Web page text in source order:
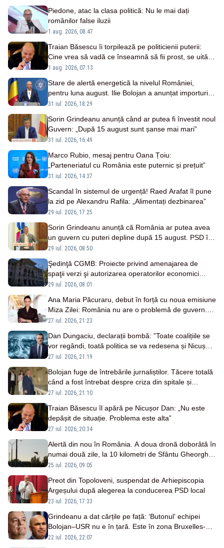
Piedone, atac la clasa politică: Nu le mai dați
românilor false iluzii
1 aug. 2026, 08:47
Traian Băsescu îi torpilează pe politicienii puterii:
Cine vrea să vadă ce înseamnă să fii prost, se uită la
România
1 aug. 2026, 07:13
Stare de alertă energetică la nivelul României,
pentru luna august. Ilie Bolojan a anunțat importuri și
posibile restricții – VIDEO
31 iul. 2026, 18:29
Sorin Grindeanu anunță când ar putea fi învestit noul
Guvern: „După 15 august sunt șanse mai mari”
31 iul. 2026, 16:49
Marco Rubio, mesaj pentru Oana Țoiu:
„Parteneriatul cu România este puternic și prețuit”
31 iul. 2026, 14:37
Scandal în sistemul de urgență! Raed Arafat îl pune
la zid pe Alexandru Rafila: „Alimentați dezbinarea”
29 iul. 2026, 17:25
Sorin Grindeanu anunță că România ar putea avea
un guvern cu puteri depline după 15 august. PSD îl
menține candidat la funcția de premier
29 iul. 2026, 08:50
Şedinţă CGMB: Proiecte privind amenajarea de
spaţii verzi şi autorizarea operatorilor economici
pentru deratizare
29 iul. 2026, 08:01
Ana Maria Păcuraru, debut în forță cu noua emisiune
Miza Zilei: România nu are o problemă de guvern.
România are o problemă de identitate
27 iul. 2026, 21:23
Dan Dungaciu, declarații bombă: ”Toate coalițiile se
vor regândi, toată politica se va redesena și Nicușor
Dan nu va fi foarte fericit”
27 iul. 2026, 21:19
Bolojan fuge de întrebările jurnaliștilor. Tăcere totală
când a fost întrebat despre criza din spitale și
carburanți
27 iul. 2026, 21:10
Traian Băsescu îl apără pe Nicușor Dan: „Nu este
depășit de situație. Problema este alta”
27 iul. 2026, 20:34
Alertă din nou în România. A doua dronă doborâtă în
numai două zile, la 10 kilometri de Sfântu Gheorghe.
Anunțul lui Nicușor Dan
25 iul. 2026, 09:05
Preot din Topoloveni, suspendat de Arhiepiscopia
Argeșului după alegerea la conducerea PSD local
23 iul. 2026, 17:33
Grindeanu a dat cărțile pe față: ‘Butonul’ echipei
Bolojan–USR nu e în țară. Este în zona Bruxelles-
ului
22 iul. 2026, 22:07